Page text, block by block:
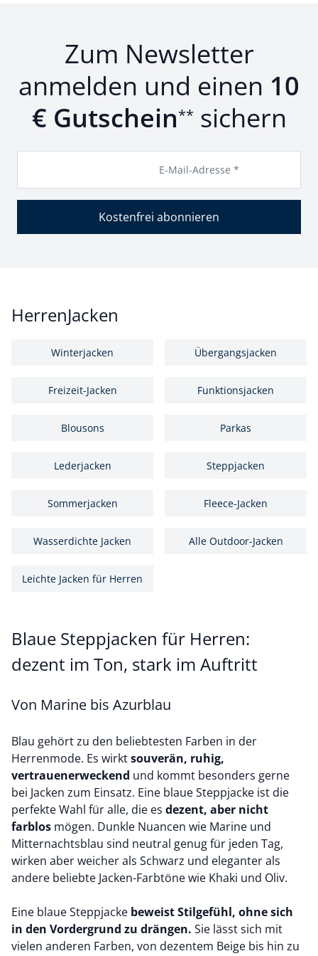
Zum Newsletter
anmelden und einen 10
€ Gutschein** sichern
E-Mail-Adresse *
Kostenfrei abonnieren
HerrenJacken
Winterjacken Übergangsjacken
Freizeit-Jacken Funktionsjacken
Blousons Parkas
Lederjacken Steppjacken
Sommerjacken Fleece-Jacken
Wasserdichte Jacken Alle Outdoor-Jacken
Leichte Jacken für Herren
Blaue Steppjacken für Herren:
dezent im Ton, stark im Auftritt
Von Marine bis Azurblau
Blau gehört zu den beliebtesten Farben in der
Herrenmode. Es wirktsouverän, ruhig,
vertrauenerweckend und kommt besonders gerne
bei Jacken zum Einsatz. Eine blaue Steppjacke ist die
perfekte Wahl für alle, die es dezent, aber nicht
farblos mögen. Dunkle Nuancen wie Marine und
Mitternachtsblau sind neutral genug für jeden Tag,
wirken aber weicher als Schwarz und eleganter als
andere beliebte Jacken-Farbtöne wie Khaki und Oliv.
Eine blaue Steppjacke beweist Stilgefühl, ohne sich
in den Vordergrund zu drängen. Sie lässt sich mit
vielen anderen Farben, von dezentem Beige bis hin zu